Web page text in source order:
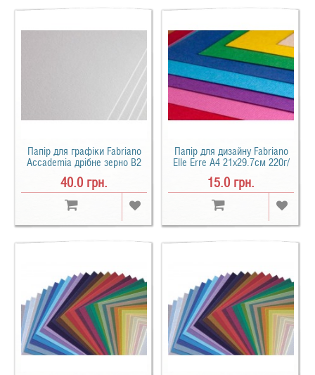
Папір для графіки Fabriano
Accademia дрібне зерно B2
40.0 грн.
Папір для дизайну Fabriano
Elle Erre A4 21х29.7см 220г/
15.0 грн.